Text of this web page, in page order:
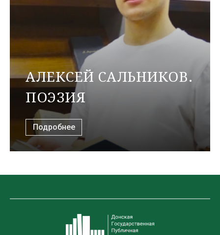
АЛЕКСЕЙ САЛЬНИКОВ.
ПОЭЗИЯ
Подробнее